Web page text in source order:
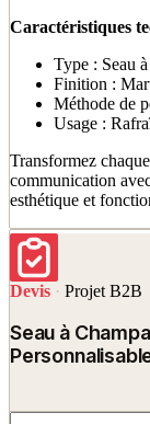
Caractéristiques
Type : Seau
Finition :
Méthode de
Usage :
Transformez
communication
esthétique et
Devis · Projet B2B
Seau à